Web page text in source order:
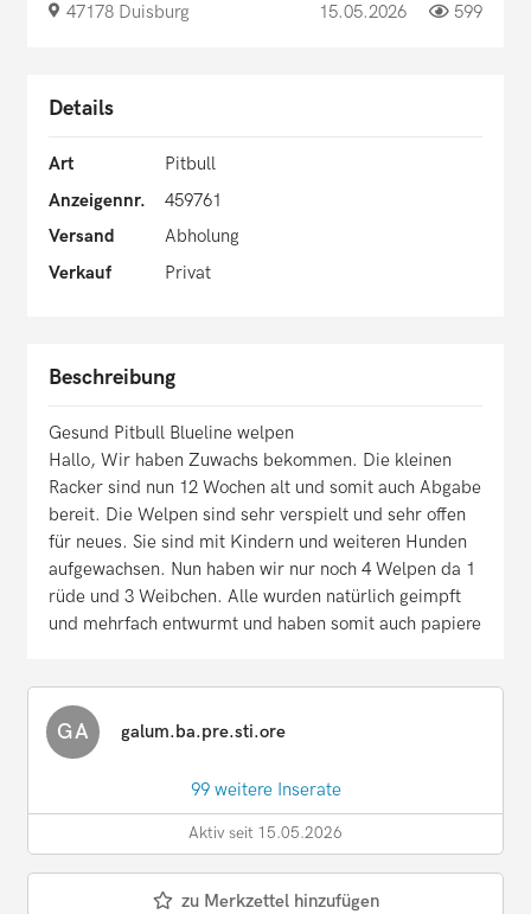
47178 Duisburg 15.05.2026 599
Details
Art
Pitbull
Anzeigennr.
459761
Versand
Abholung
Verkauf
Privat
Beschreibung
Gesund Pitbull Blueline welpen
Hallo, Wir haben Zuwachs bekommen. Die kleinen
Racker sind nun 12 Wochen alt und somit auch Abgabe
bereit. Die Welpen sind sehr verspielt und sehr offen
für neues. Sie sind mit Kindern und weiteren Hunden
aufgewachsen. Nun haben wir nur noch 4 Welpen da 1
rüde und 3 Weibchen. Alle wurden natürlich geimpft
und mehrfach entwurmt und haben somit auch papiere
GA galum.ba.pre.sti.ore
99 weitere Inserate
Aktiv seit 15.05.2026
zu Merkzettel hinzufügen